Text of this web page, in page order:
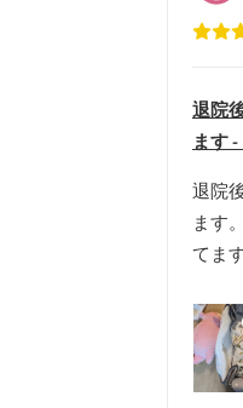
退院
ます
退院
ます
てま